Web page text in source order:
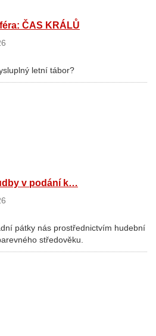
ČAS KRÁLŮ
letní tábor?
v podání k…
pátky nás prostřednictvím hudební
středověku.